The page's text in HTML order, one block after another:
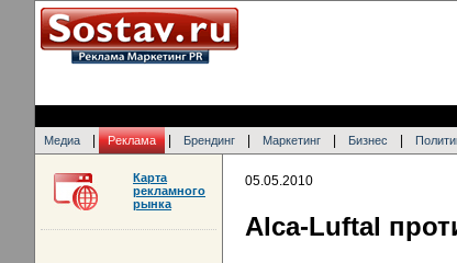
Медиа Реклама Брендинг Маркетинг Бизнес
05.05.2010
Alca-Luftal
Карта
рекламного
рынка